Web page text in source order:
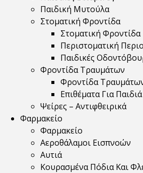
Παιδική Μυτούλα
Στοματική Φροντίδα
Στοματική Φροντίδα
Περιστοματική
Παιδικές
Φροντίδα Τραυμάτων
Φροντίδα
Επιθέματα Για Παιδιά
Ψείρες – Αντιφθειρικά
Φαρμακείο
Φαρμακείο
Αεροθάλαμοι Εισπνοών
Αυτιά
Κουρασμένα Πόδια Και